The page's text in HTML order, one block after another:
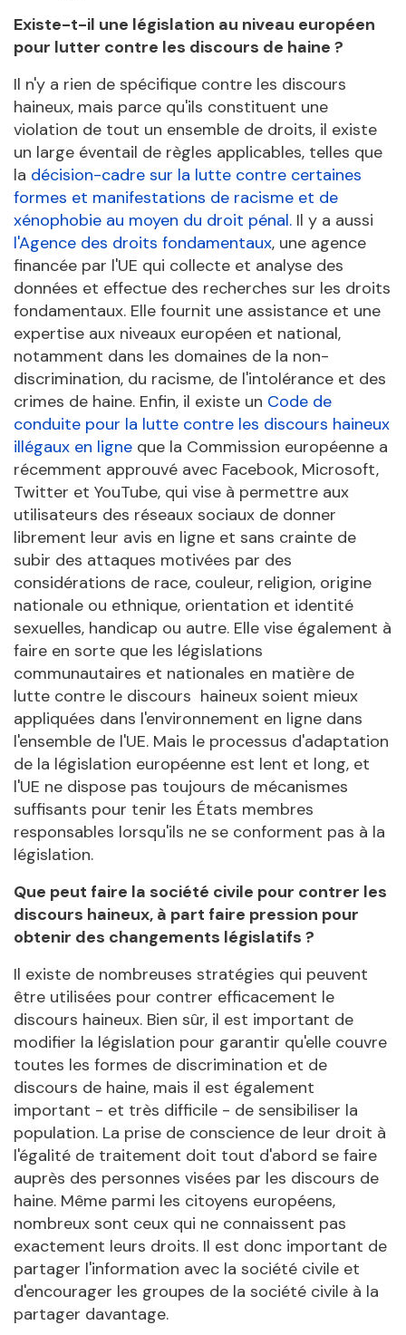
Existe-t-il une législation au niveau européen
pour lutter contre les discours de haine ?
Il n'y a rien de spécifique contre les discours
haineux, mais parce qu'ils constituent une
violation de tout un ensemble de droits, il existe
un large éventail de règles applicables, telles que
la décision-cadre sur la lutte contre certaines
formes et manifestations de racisme et de
xénophobie au moyen du droit pénal. Il y a aussi
l'Agence des droits fondamentaux, une agence
financée par l'UE qui collecte et analyse des
données et effectue des recherches sur les droits
fondamentaux. Elle fournit une assistance et une
expertise aux niveaux européen et national,
notamment dans les domaines de la non-
discrimination, du racisme, de l'intolérance et des
crimes de haine. Enfin, il existe un Code de
conduite pour la lutte contre les discours haineux
illégaux en ligne que la Commission européenne a
récemment approuvé avec Facebook, Microsoft,
Twitter et YouTube, qui vise à permettre aux
utilisateurs des réseaux sociaux de donner
librement leur avis en ligne et sans crainte de
subir des attaques motivées par des
considérations de race, couleur, religion, origine
nationale ou ethnique, orientation et identité
sexuelles, handicap ou autre. Elle vise également à
faire en sorte que les législations
communautaires et nationales en matière de
lutte contre le discours haineux soient mieux
appliquées dans l'environnement en ligne dans
l'ensemble de l'UE. Mais le processus d'adaptation
de la législation européenne est lent et long, et
l'UE ne dispose pas toujours de mécanismes
suffisants pour tenir les États membres
responsables lorsqu'ils ne se conforment pas à la
législation.
Que peut faire la société civile pour contrer les
discours haineux, à part faire pression pour
obtenir des changements législatifs ?
Il existe de nombreuses stratégies qui peuvent
être utilisées pour contrer efficacement le
discours haineux. Bien sûr, il est important de
modifier la législation pour garantir qu'elle couvre
toutes les formes de discrimination et de
discours de haine, mais il est également
important - et très difficile - de sensibiliser la
population. La prise de conscience de leur droit à
l'égalité de traitement doit tout d'abord se faire
auprès des personnes visées par les discours de
haine. Même parmi les citoyens européens,
nombreux sont ceux qui ne connaissent pas
exactement leurs droits. Il est donc important de
partager l'information avec la société civile et
d'encourager les groupes de la société civile à la
partager davantage.